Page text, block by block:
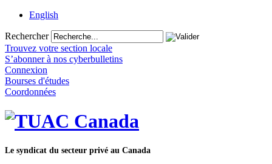
English
Rechercher
Trouvez votre section locale
S’abonner à nos cyberbulletins
Connexion
Bourses d'études
Coordonnées
Le syndicat du secteur privé au Canada